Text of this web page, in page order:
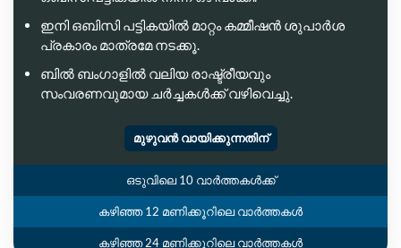
ഇനി ഒബിസി പട്ടികയിൽ മാറ്റം കമ്മീഷൻ ശുപാർശ
പ്രകാരം മാത്രമേ നടക്കൂ.
ബിൽ ബംഗാളിൽ വലിയ രാഷ്ട്രീയവും
സംവരണവുമായ ചർച്ചകൾക്ക് വഴിവെച്ചു.
മുഴുവൻ വായിക്കുന്നതിന്
ഒടുവിലെ 10 വാർത്തകൾക്ക്
കഴിഞ്ഞ 12 മണിക്കൂറിലെ വാർത്തകൾ
കഴിഞ്ഞ 24 മണിക്കൂറിലെ വാർത്തകൾ